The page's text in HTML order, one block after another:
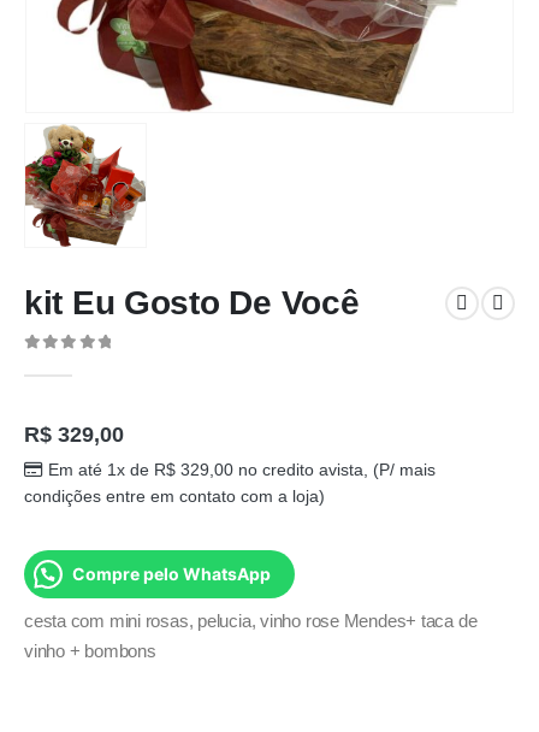
kit Eu Gosto De Você
R$ 329,00
Em até 1x de R$329,00no credito avista, (P/ mais
condições entre em contato com a loja)
Compre pelo WhatsApp
cesta com mini rosas, pelucia, vinho rose Mendes+ taca de
vinho + bombons